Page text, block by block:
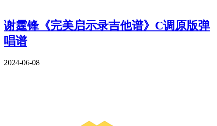
谢霆锋《完美启示录吉他谱》C调原版弹
唱谱
2024-06-08